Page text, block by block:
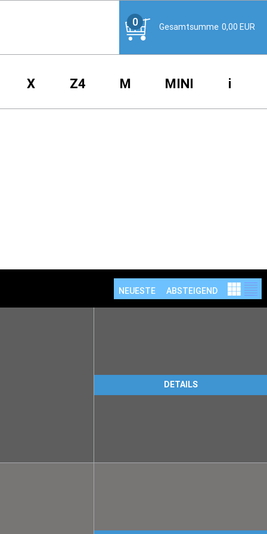
0 Gesamtsumme 0,00 EUR
X Z4 M MINI i
NEUESTE ABSTEIGEND
DETAILS